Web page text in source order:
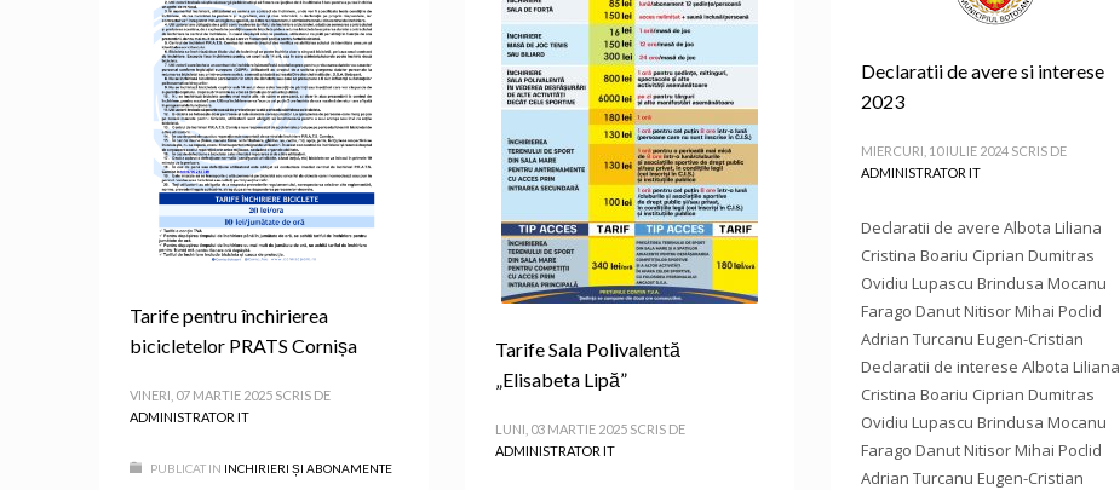
Tarife pentru închirierea
bicicletelor PRATS Cornișa
VINERI, 07 MARTIE 2025 SCRIS DE
ADMINISTRATOR IT
PUBLICAT IN INCHIRIERI ȘI ABONAMENTE
Tarife Sala Polivalentă
„Elisabeta Lipă”
LUNI, 03 MARTIE 2025 SCRIS DE
ADMINISTRATOR IT
Declaratii de avere si interese
2023
MIERCURI, 10 IULIE 2024 SCRIS DE
ADMINISTRATOR IT
Declaratii de avere Albota Liliana
Cristina Boariu Ciprian Dumitras
Ovidiu Lupascu Brindusa Mocanu
Farago Danut Nitisor Mihai Poclid
Adrian Turcanu Eugen-Cristian
Declaratii de interese Albota Liliana
Cristina Boariu Ciprian Dumitras
Ovidiu Lupascu Brindusa Mocanu
Farago Danut Nitisor Mihai Poclid
Adrian Turcanu Eugen-Cristian